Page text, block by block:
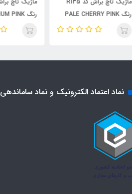
رنگ PALE CHERRY PINK
رنگ MEDIUM PINK
نماد اعتماد الکترونیک و نماد ساماندهی